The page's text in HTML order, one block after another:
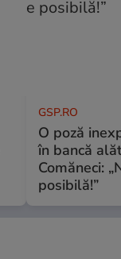
GSP.RO
O poză
în bancă
Comăneci:
posibilă!”